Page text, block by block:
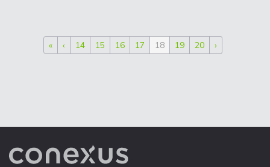
« ‹ 14 15 16 17 18 19 20 ›